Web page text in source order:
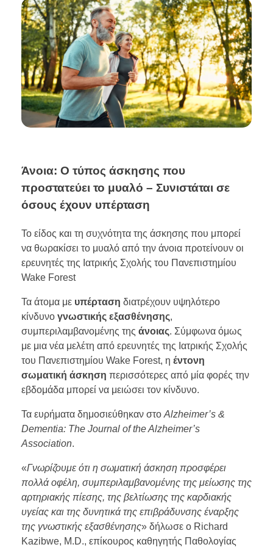
Άνοια: Ο τύπος άσκησης που
προστατεύει το μυαλό – Συνιστάται σε
όσους έχουν υπέρταση
Το είδος και τη συχνότητα της άσκησης που μπορεί
να θωρακίσει το μυαλό από την άνοια προτείνουν οι
ερευνητές της Ιατρικής Σχολής του Πανεπιστημίου
Wake Forest
Τα άτομα με υπέρταση διατρέχουν υψηλότερο
κίνδυνο γνωστικής εξασθένησης,
συμπεριλαμβανομένης της άνοιας. Σύμφωνα όμως
με μια νέα μελέτη από ερευνητές της Ιατρικής Σχολής
του Πανεπιστημίου Wake Forest, η έντονη
σωματική άσκηση περισσότερες από μία φορές την
εβδομάδα μπορεί να μειώσει τον κίνδυνο.
Τα ευρήματα δημοσιεύθηκαν στο Alzheimer’s &
Dementia: The Journal of the Alzheimer’s
Association.
«Γνωρίζουμε ότι η σωματική άσκηση προσφέρει
πολλά οφέλη, συμπεριλαμβανομένης της μείωσης της
αρτηριακής πίεσης, της βελτίωσης της καρδιακής
υγείας και της δυνητικά της επιβράδυνσης έναρξης
της γνωστικής εξασθένησης» δήλωσε ο Richard
Kazibwe, M.D., επίκουρος καθηγητής Παθολογίας